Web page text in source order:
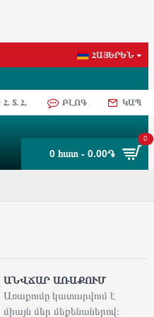
ՀԱՅԵՐԵՆ
Հ. Տ. Հ. ԲԼՈԳ ԿԱՊ
0 հատ - 0.00֏
0
ԱՆՎՃԱՐ ԱՌԱՔՈՒՄ
Առաքումը կատարվում է
միայն մեր մեքենաներով։